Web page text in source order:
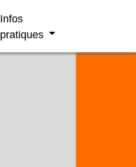
Infos
pratiques